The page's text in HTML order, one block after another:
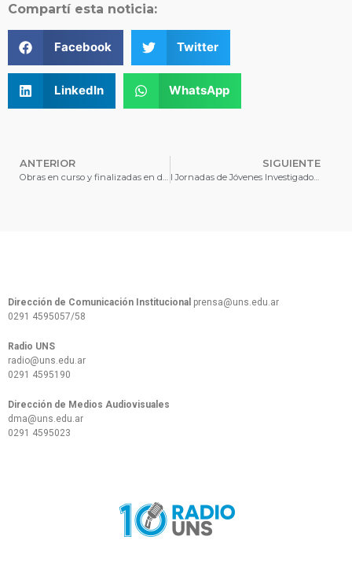
Compartí esta noticia:
Facebook Twitter
LinkedIn WhatsApp
ANTERIOR
Obras en curso y finalizadas en diversas sedes de la Universidad
SIGUIENTE
I Jornadas de Jóvenes Investigadores
Dirección de Comunicación Institucional prensa@uns.edu.ar
0291 4595057/58
Radio UNS
radio@uns.edu.ar
0291 4595190
Dirección de Medios Audiovisuales
dma@uns.edu.ar
0291 4595023